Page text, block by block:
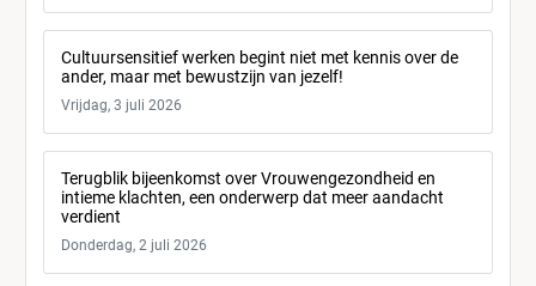
Cultuursensitief werken begint niet met kennis over de
ander, maar met bewustzijn van jezelf!
Vrijdag, 3 juli 2026
Terugblik bijeenkomst over Vrouwengezondheid en
intieme klachten, een onderwerp dat meer aandacht
verdient
Donderdag, 2 juli 2026